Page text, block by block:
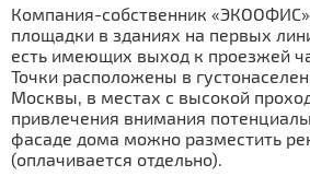
Компания-собственник «ЭКООФИС»
площадки в зданиях на первых
есть имеющих выход к проезжей
Точки расположены в
Москвы, в местах с высокой
привлечения внимания
фасаде дома можно разместить
(оплачивается отдельно).